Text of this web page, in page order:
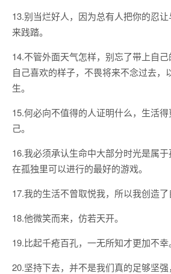
13.别当烂好人，因为总有人把你的忍
来践踏。
14.不管外面天气怎样，别忘了带上自
自己喜欢的样子，不畏将来不念过去，
生。
15.何必向不值得的人证明什么，生活
己。
16.我必须承认生命中大部分时光是属
在孤独里可以进行的最好的游戏。
17.我的生活不曾取悦我，所以我创造了
18.他微笑而来，仿若天开。
19.比起千疮百孔，一无所知才更加不幸。
20.坚持下去，并不是我们真的足够坚